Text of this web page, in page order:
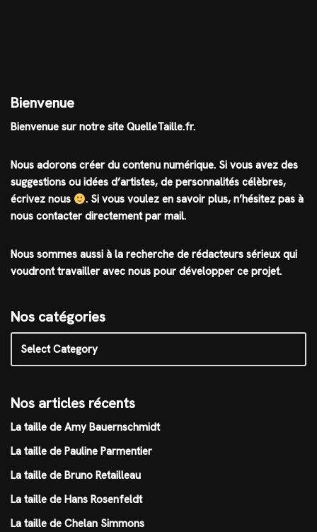
Bienvenue
Bienvenue sur notre site QuelleTaille.fr.
Nous adorons créer du contenu numérique. Si vous avez des
suggestions ou idées d’artistes, de personnalités célèbres,
écrivez nous
. Si vous voulez en savoir plus, n’hésitez pas à
nous contacter directement par mail.
Nous sommes aussi à la recherche de rédacteurs sérieux qui
voudront travailler avec nous pour développer ce projet.
Nos catégories
Nos articles récents
La taille de Amy Bauernschmidt
La taille de Pauline Parmentier
La taille de Bruno Retailleau
La taille de Hans Rosenfeldt
La taille de Chelan Simmons